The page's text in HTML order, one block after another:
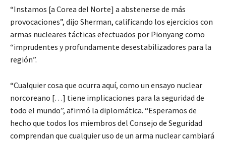
“Instamos [a Corea del Norte] a abstenerse de más
provocaciones”, dijo Sherman, calificando los ejercicios con
armas nucleares tácticas efectuados por Pionyang como
“imprudentes y profundamente desestabilizadores para la
región”.
“Cualquier cosa que ocurra aquí, como un ensayo nuclear
norcoreano […] tiene implicaciones para la seguridad de
todo el mundo”, afirmó la diplomática. “Esperamos de
hecho que todos los miembros del Consejo de Seguridad
comprendan que cualquier uso de un arma nuclear cambiará